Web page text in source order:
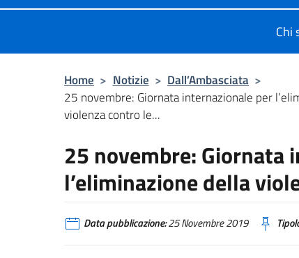
Chi
Home > Notizie > Dall’Ambasciata >
25 novembre: Giornata internazionale per
violenza contro le...
25 novembre: Giornata
l’eliminazione della
Data pubblicazione:25 Novembre 2019